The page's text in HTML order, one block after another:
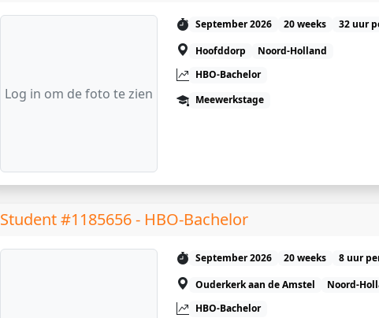
Log in om de foto te zien
September 2026 20 weeks
32 uur
Hoofddorp
Noord-Holland
HBO-Bachelor
Meewerkstage
Student #1185656 - HBO-Bachelor
September 2026 20 weeks
8 uur
Ouderkerk aan de Amstel
Noord-
HBO-Bachelor